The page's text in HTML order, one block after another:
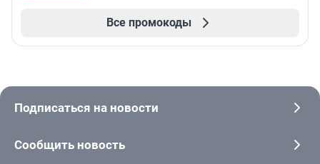
Все промокоды
Подписаться на новости
Сообщить новость